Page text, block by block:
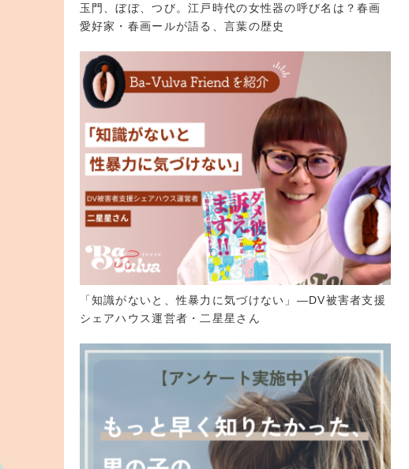
玉門、ぼぼ、つび。江戸時代の女性器の呼び名は？春画
愛好家・春画ールが語る、言葉の歴史
「知識がないと、性暴力に気づけない」—DV被害者支援
シェアハウス運営者・二星星さん